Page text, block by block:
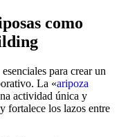
como
para crear un
La «aripoza
actividad única y
fortalece los lazos entre